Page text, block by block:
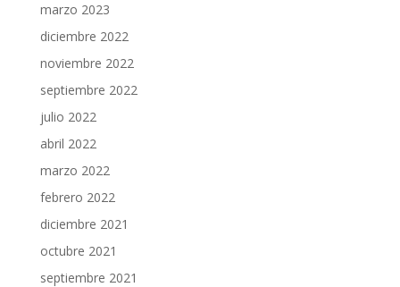
marzo 2023
diciembre 2022
noviembre 2022
septiembre 2022
julio 2022
abril 2022
marzo 2022
febrero 2022
diciembre 2021
octubre 2021
septiembre 2021